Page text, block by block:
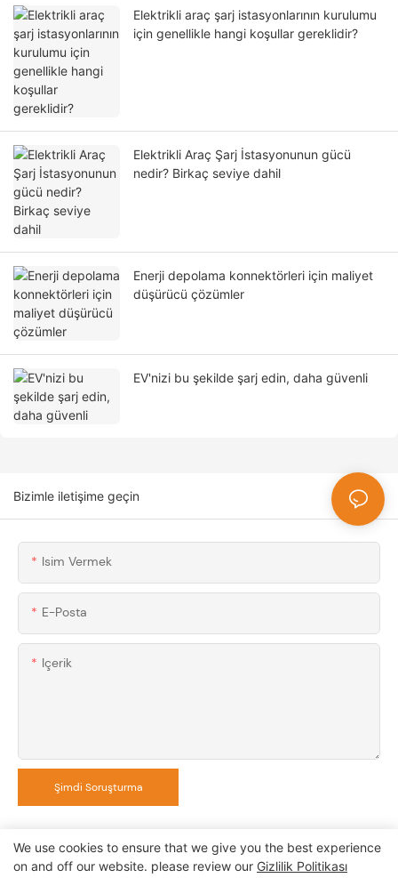
Elektrikli araç şarj istasyonlarının kurulumu
için genellikle hangi koşullar gereklidir?
Elektrikli Araç Şarj İstasyonunun gücü
nedir? Birkaç seviye dahil
Enerji depolama konnektörleri için maliyet
düşürücü çözümler
EV'nizi bu şekilde şarj edin, daha güvenli
Bizimle iletişime geçin
Isim Vermek
E-Posta
Içerik
Şimdi Soruşturma
We use cookies to ensure that we give you the best experience
on and off our website. please review our Gizlilik Politikası